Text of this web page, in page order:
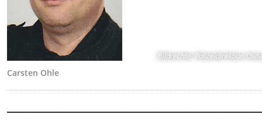
Bildrechte: Polizeidirektion
Carsten Ohle